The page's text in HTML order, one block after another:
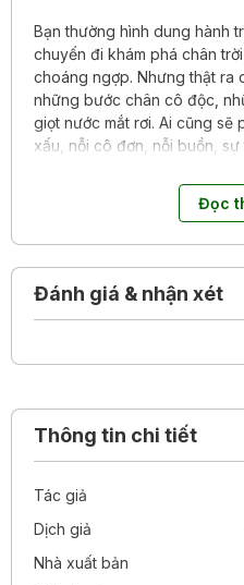
Bạn thường hình dung hành
chuyến đi khám phá chân
choáng ngợp. Nhưng thật ra
những bước chân cô độc,
giọt nước mắt rơi. Ai cũng sẽ
xấu, nỗi cô đơn, nỗi buồn,
Tiến sĩ Phan Thế Anh, một
thầy giáo, đã kể lại những
bước qua nhiều ngã rẽ,
vọng. Thành công rất quan
Đọc
Đánh giá & nhận xét
Thông tin chi tiết
Tác giả
Dịch giả
Nhà xuất bản